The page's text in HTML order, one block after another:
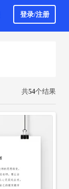
登录/注册
共54个结果